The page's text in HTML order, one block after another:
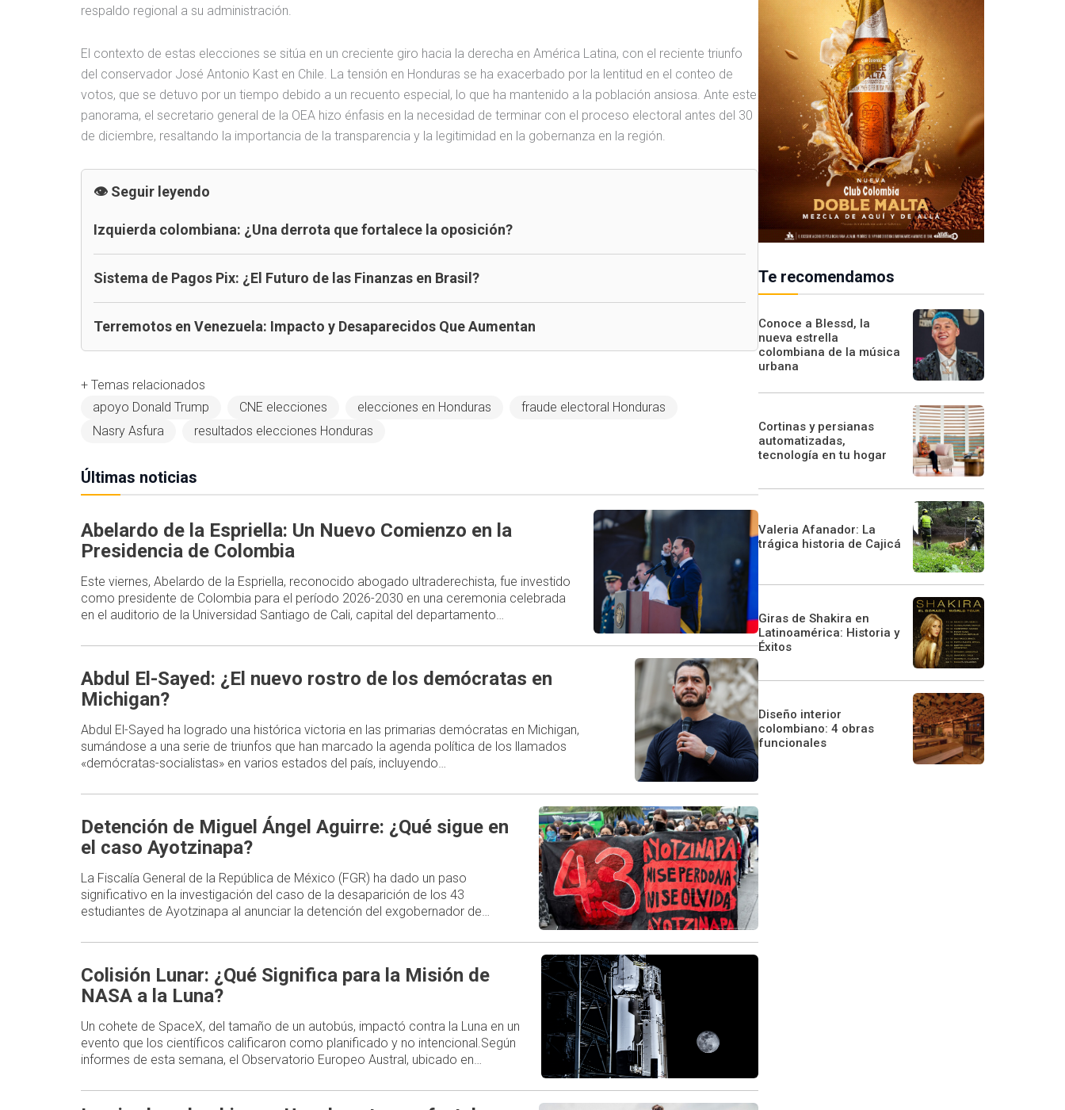
respaldo regional a su administración.
El contexto de estas elecciones se sitúa en un creciente giro hacia la derecha en América Latina, con el reciente triunfo
del conservador José Antonio Kast en Chile. La tensión en Honduras se ha exacerbado por la lentitud en el conteo de
votos, que se detuvo por un tiempo debido a un recuento especial, lo que ha mantenido a la población ansiosa. Ante este
panorama, el secretario general de la OEA hizo énfasis en la necesidad de terminar con el proceso electoral antes del 30
de diciembre, resaltando la importancia de la transparencia y la legitimidad en la gobernanza en la región.
Seguir leyendo
Izquierda colombiana: ¿Una derrota que fortalece la oposición?
Sistema de Pagos Pix: ¿El Futuro de las Finanzas en Brasil?
Terremotos en Venezuela: Impacto y Desaparecidos Que Aumentan
+ Temas relacionados
apoyo Donald Trump
CNE elecciones elecciones en Honduras
fraude electoral Honduras
Nasry Asfura
resultados elecciones Honduras
Últimas noticias
Abelardo de la Espriella: Un Nuevo Comienzo en la
Presidencia de Colombia
Este viernes, Abelardo de la Espriella, reconocido abogado ultraderechista, fue investido
como presidente de Colombia para el período 2026-2030 en una ceremonia celebrada
en el auditorio de la Universidad Santiago de Cali, capital del departamento…
Abdul El-Sayed: ¿El nuevo rostro de los demócratas en
Michigan?
Abdul El-Sayed ha logrado una histórica victoria en las primarias demócratas en Michigan,
sumándose a una serie de triunfos que han marcado la agenda política de los llamados
«demócratas-socialistas» en varios estados del país, incluyendo…
Detención de Miguel Ángel Aguirre: ¿Qué sigue en
el caso Ayotzinapa?
La Fiscalía General de la República de México (FGR) ha dado un paso
significativo en la investigación del caso de la desaparición de los 43
estudiantes de Ayotzinapa al anunciar la detención del exgobernador de…
Colisión Lunar: ¿Qué Significa para la Misión de
NASA a la Luna?
Un cohete de SpaceX, del tamaño de un autobús, impactó contra la Luna en un
evento que los científicos calificaron como planificado y no intencional.Según
informes de esta semana, el Observatorio Europeo Austral, ubicado en…
Te recomendamos
Conoce a Blessd, la
nueva estrella
colombiana de la música
urbana
Cortinas y persianas
automatizadas,
tecnología en tu hogar
Valeria Afanador: La
trágica historia de Cajicá
Giras de Shakira en
Latinoamérica: Historia y
Éxitos
Diseño interior
colombiano: 4 obras
funcionales